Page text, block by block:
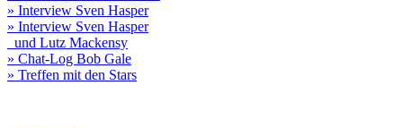
» Interview Sven Hasper
» Interview Sven Hasper
und Lutz Mackensy
» Chat-Log Bob Gale
» Treffen mit den Stars